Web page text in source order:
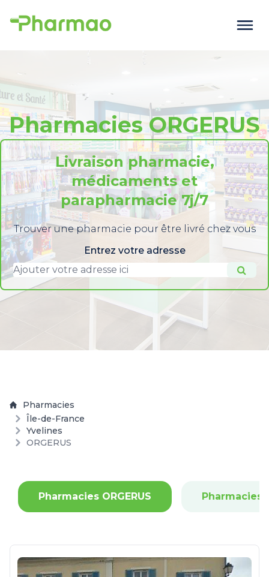
Pharmacies ORGERUS
Livraison pharmacie,
médicaments et
parapharmacie 7j/7
Trouver une pharmacie pour être livré chez vous
Entrez votre adresse
Pharmacies
Île-de-France
Yvelines
ORGERUS
Pharmacies ORGERUS Pharmacies